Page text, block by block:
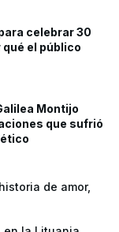
celebrar 30
el público
Montijo
que sufrió
de amor,